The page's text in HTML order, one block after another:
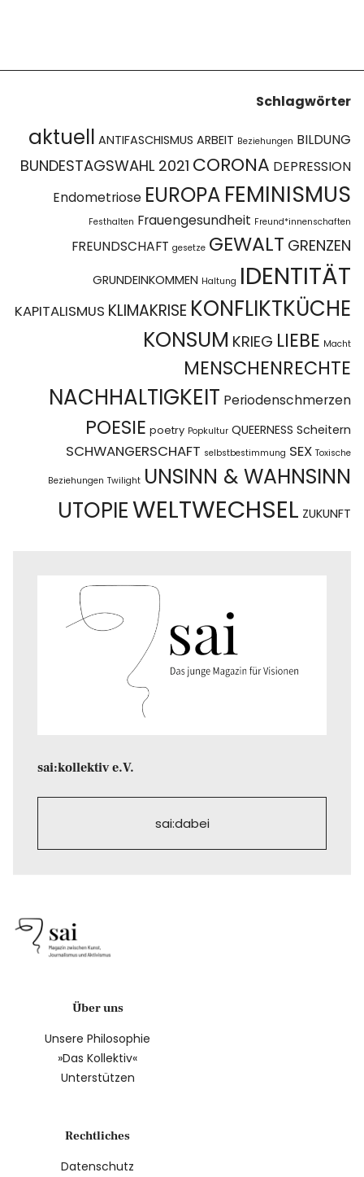
Schlagwörter
aktuell ANTIFASCHISMUS ARBEIT Beziehungen BILDUNG
BUNDESTAGSWAHL 2021 CORONA DEPRESSION
Endometriose EUROPA FEMINISMUS
Festhalten Frauengesundheit Freund*innenschaften
FREUNDSCHAFT gesetze GEWALT GRENZEN
GRUNDEINKOMMEN Haltung IDENTITÄT
KAPITALISMUS KLIMAKRISE KONFLIKTKÜCHE
KONSUM KRIEG LIEBE Macht
MENSCHENRECHTE
NACHHALTIGKEIT Periodenschmerzen
POESIE poetry Popkultur QUEERNESS Scheitern
SCHWANGERSCHAFT selbstbestimmung SEX Toxische
Beziehungen Twilight UNSINN & WAHNSINN
UTOPIEWELTWECHSEL ZUKUNFT
sai:kollektiv e.V.
sai:dabei
Über uns
Unsere Philosophie
»Das Kollektiv«
Unterstützen
Rechtliches
Datenschutz